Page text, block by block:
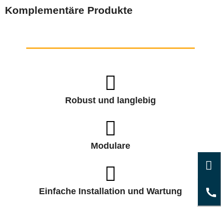
Komplementäre Produkte
Robust und langlebig
Modulare
Einfache Installation und Wartung